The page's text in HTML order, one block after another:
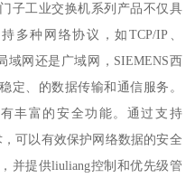
子工业交换机系列产品不仅具
多种网络协议，如TCP/IP、
域网还是广域网，SIEMENS西
定、的数据传输和通信服务。
丰富的安全功能。通过支持
可以有效保护网络数据的安全
并提供liuliang控制和优先级管